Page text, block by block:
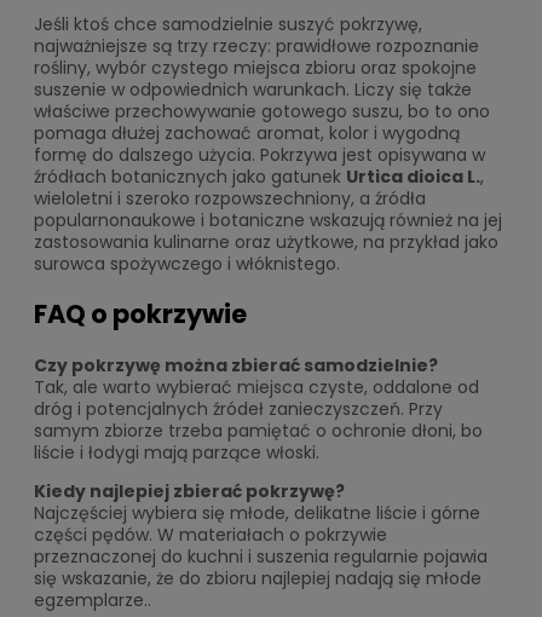
Jeśli ktoś chce samodzielnie suszyć pokrzywę,
najważniejsze są trzy rzeczy: prawidłowe rozpoznanie
rośliny, wybór czystego miejsca zbioru oraz spokojne
suszenie w odpowiednich warunkach. Liczy się także
właściwe przechowywanie gotowego suszu, bo to ono
pomaga dłużej zachować aromat, kolor i wygodną
formę do dalszego użycia. Pokrzywa jest opisywana w
źródłach botanicznych jako gatunek Urtica dioica L.,
wieloletni i szeroko rozpowszechniony, a źródła
popularnonaukowe i botaniczne wskazują również na jej
zastosowania kulinarne oraz użytkowe, na przykład jako
surowca spożywczego i włóknistego.
FAQ o pokrzywie
Czy pokrzywę można zbierać samodzielnie?
Tak, ale warto wybierać miejsca czyste, oddalone od
dróg i potencjalnych źródeł zanieczyszczeń. Przy
samym zbiorze trzeba pamiętać o ochronie dłoni, bo
liście i łodygi mają parzące włoski.
Kiedy najlepiej zbierać pokrzywę?
Najczęściej wybiera się młode, delikatne liście i górne
części pędów. W materiałach o pokrzywie
przeznaczonej do kuchni i suszenia regularnie pojawia
się wskazanie, że do zbioru najlepiej nadają się młode
egzemplarze..